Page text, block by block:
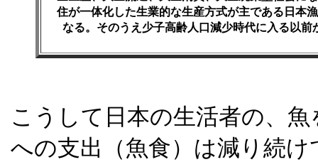
住が一体化した生業的な生産方式が主である日本
なる。そのうえ少子高齢人口減少時代に入る以
こうして日本の生活者の、
への支出（魚食）は減り続